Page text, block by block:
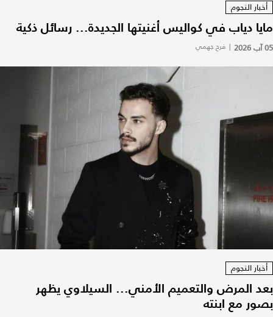
أخبار النجوم
مايا دياب في كواليس أغنيتها الجديدة... رسائل ذكية
05 آب 2026 | فرح جهمي
أخبار النجوم
بعد المرض والتعميم الأمني... السيلاوي يظهر
بصور مع ابنته